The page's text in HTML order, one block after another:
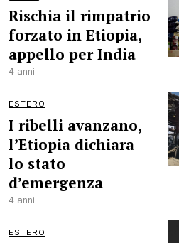
Rischia il rimpatrio
forzato in Etiopia,
appello per India
4 anni
ESTERO
I ribelli avanzano,
l’Etiopia dichiara
lo stato
d’emergenza
4 anni
ESTERO